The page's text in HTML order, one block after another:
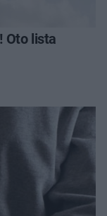
Oto lista